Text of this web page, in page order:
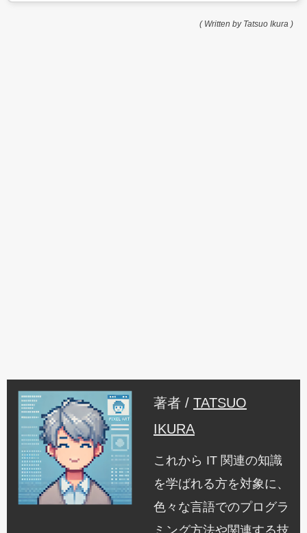
( Written by Tatsuo Ikura )
著者 / TATSUO
IKURA
これから IT 関連の知識
を学ばれる方を対象に、
色々な言語でのプログラ